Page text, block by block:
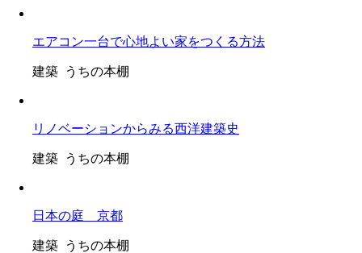
エアコン一台で心地よい家をつくる方法
建築 うちの本棚
リノベーションからみる西洋建築史
建築 うちの本棚
日本の庭 京都
建築 うちの本棚